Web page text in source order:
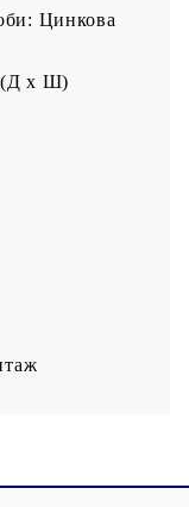
Цинкова
(Д x Ш)